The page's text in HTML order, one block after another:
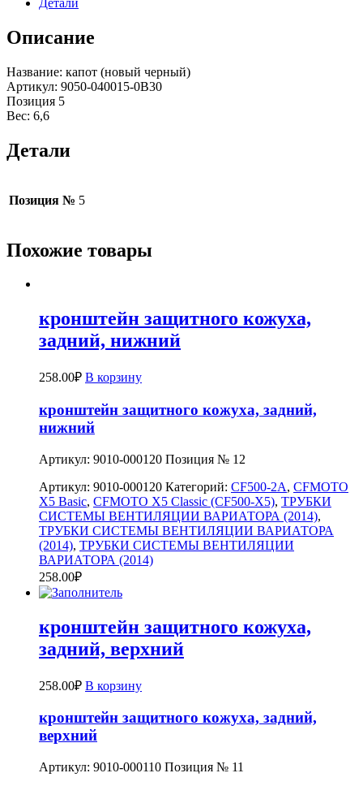
Детали
Описание
Название: капот (новый черный)
Артикул: 9050-040015-0B30
Позиция 5
Вес: 6,6
Детали
Позиция № 5
Похожие товары
кронштейн защитного кожуха,
задний, нижний
258.00₽ В корзину
кронштейн защитного кожуха, задний,
нижний
Артикул: 9010-000120 Позиция № 12
Артикул: 9010-000120 Категорий: CF500-2A, CFMOTO
X5 Basic, CFMOTO X5 Classic (CF500-X5), ТРУБКИ
СИСТЕМЫ ВЕНТИЛЯЦИИ ВАРИАТОРА (2014),
ТРУБКИ СИСТЕМЫ ВЕНТИЛЯЦИИ ВАРИАТОРА
(2014), ТРУБКИ СИСТЕМЫ ВЕНТИЛЯЦИИ
ВАРИАТОРА (2014)
258.00₽
кронштейн защитного кожуха,
задний, верхний
258.00₽ В корзину
кронштейн защитного кожуха, задний,
верхний
Артикул: 9010-000110 Позиция № 11